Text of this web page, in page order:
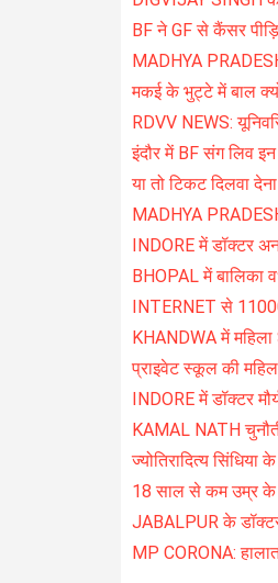
BF ने GF से कैंसर
MADHYA
मकई के भुट्टे में बाल
RDVV NEWS:
इंदौर में BF संग लिव
या तो टिकट दिलवा
MADHYA
INDORE में डॉक्टर
BHOPAL में बालिका
INTERNET से
KHANDWA में
प्राइवेट स्कूल की
INDORE में डॉक्टर
KAMAL NATH
ज्योतिरादित्य
18 साल से कम उम्र के
JABALPUR के डॉक्टर
MP CORONA: